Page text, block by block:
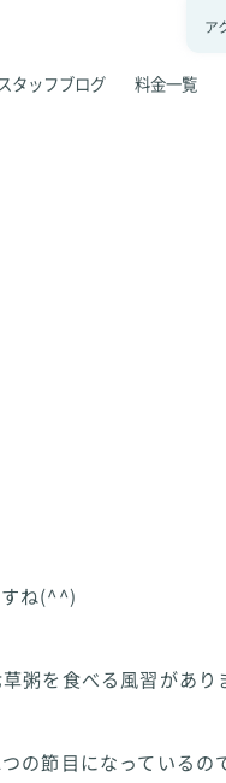
ア
スタッフブログ 料金一覧
ね(^^)
粥を食べる風習があり
の節目になっているの